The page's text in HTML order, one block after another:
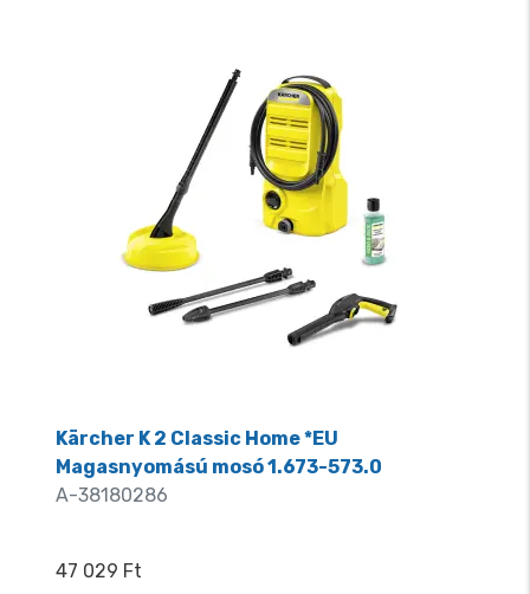
Kärcher K 2 Classic Home *EU
Magasnyomású mosó 1.673-573.0
A-38180286
47 029 Ft